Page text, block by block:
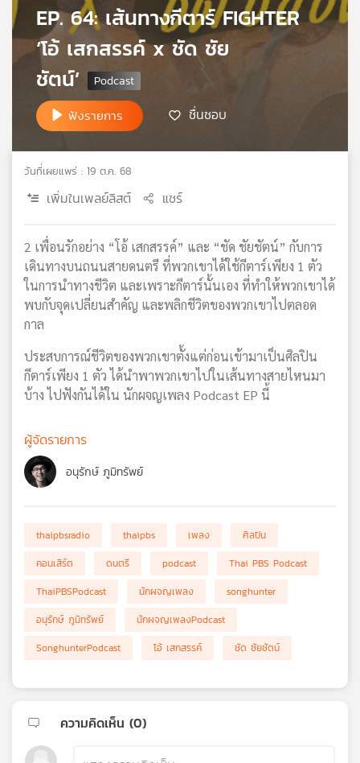
เครือ
ข่าย
วิทยุ
วิทยุ
EP. 64: เส้นทางกีตาร์ FIGHTER
‘โอ้ เสกสรรค์ x ชัด ชัย
ชัตน์’
ฟังรายการ ชื่นชอบ
วันที่เผยแพร่ : 19 ต.ค. 68
เพิ่มในเพลย์ลิสต์ แชร์
2 เพื่อนรักอย่าง “โอ้ เสกสรรค์” และ “ชัด ชัยชัตน์” กับการ
เดินทางบนถนนสายดนตรี ที่พวกเขาได้ใช้กีตาร์เพียง 1 ตัว
ในการนำทางชีวิต และเพราะกีตาร์นั้นเอง ที่ทำให้พวกเขาได้
พบกับจุดเปลี่ยนสำคัญ และพลิกชีวิตของพวกเขาไปตลอด
กาล
ประสบการณ์ชีวิตของพวกเขาตั้งแต่ก่อนเข้ามาเป็นศิลปิน
กีตาร์เพียง 1 ตัว ได้นำพาพวกเขาไปในเส้นทางสายไหนมา
บ้าง ไปฟังกันได้ใน นักผจญเพลง Podcast EP นี้
ผู้จัดรายการ
อนุรักษ์ ภูมิทรัพย์
thaipbsradio thaipbs เพลง
ศิลปิน
คอนเสิร์ต
ดนตรี podcast
Thai PBS Podcast
ThaiPBSPodcast
นักผจญเพลง
songhunter
อนุรักษ์ ภูมิทรัพย์
นักผจญเพลงPodcast
SonghunterPodcast
โอ้ เสกสรรค์ ชัด ชัยชัตน์
ความคิดเห็น (0)